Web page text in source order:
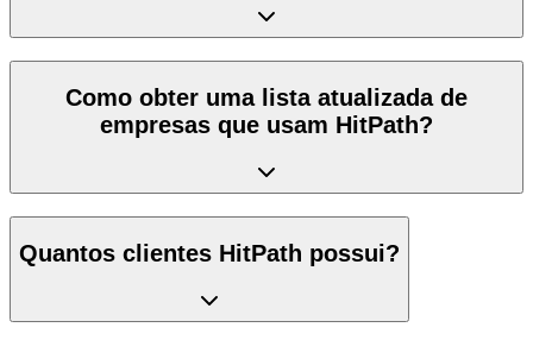
Como obter uma lista atualizada de
empresas que usam HitPath?
Quantos clientes HitPath possui?